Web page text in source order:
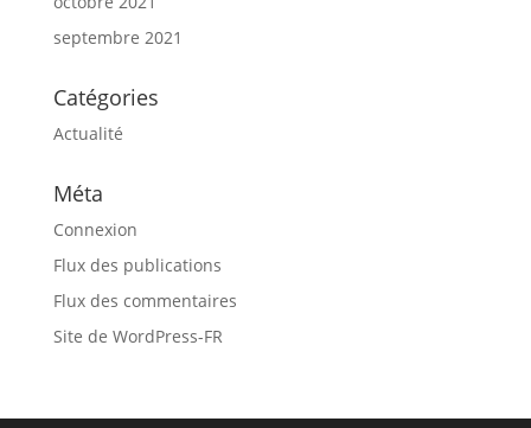
septembre 2021
Catégories
Actualité
Méta
Connexion
Flux des publications
Flux des commentaires
Site de WordPress-FR